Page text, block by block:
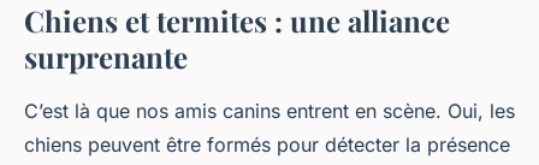
Chiens et termites : une alliance
surprenante
C’est là que nos amis canins entrent en scène. Oui, les
chiens peuvent être formés pour détecter la présence